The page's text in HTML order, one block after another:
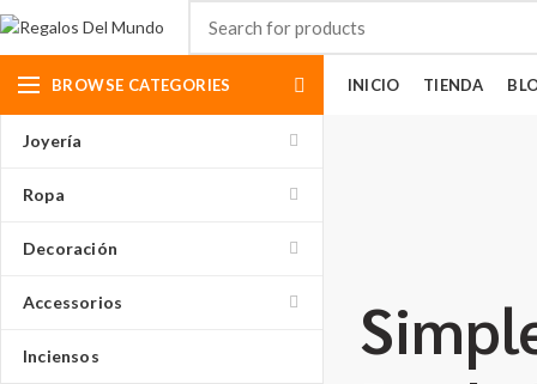
BROWSE CATEGORIES
Joyería
Ropa
Decoración
Accessorios
Inciensos
INICIO TIENDA